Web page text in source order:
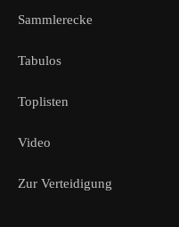
Sammlerecke
Tabulos
Toplisten
Video
Zur Verteidigung